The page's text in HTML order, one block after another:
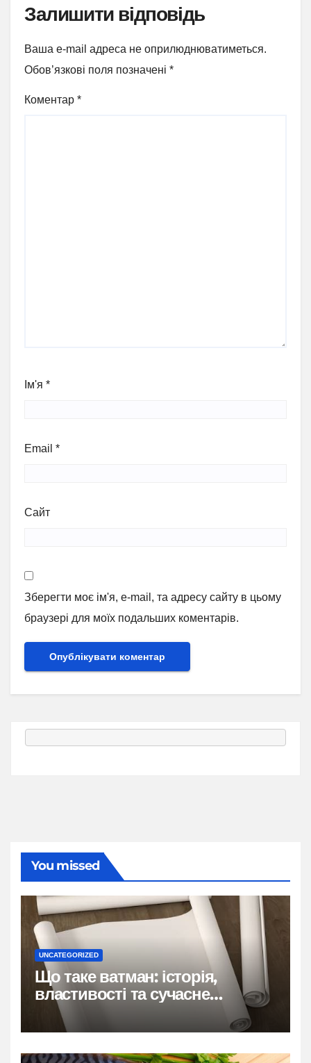
Залишити відповідь
Ваша e-mail адреса не оприлюднюватиметься.
Обов’язкові поля позначені *
Коментар *
Ім'я *
Email *
Сайт
Зберегти моє ім'я, e-mail, та адресу сайту в цьому
браузері для моїх подальших коментарів.
You missed
UNCATEGORIZED
Що таке ватман: історія,
властивості та сучасне
застосування